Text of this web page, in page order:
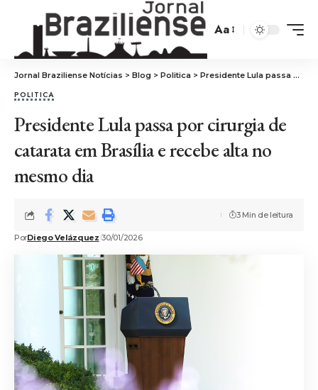
Aa
Jornal Braziliense Notícias > Blog > Politica > Presidente Lula passa por cirurgia de catarata em Brasília e recebe alta no mesmo dia
POLITICA
Presidente Lula passa por cirurgia de
catarata em Brasília e recebe alta no
mesmo dia
PorDiego Velázquez 30/01/2026
3 Min de leitura